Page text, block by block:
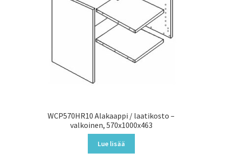
WCP570HR10 Alakaappi / laatikosto –
valkoinen, 570x1000x463
Lue lisää